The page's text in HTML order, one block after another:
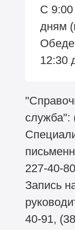
С 9:00
дням
12:30
служба":
227-40-
Запись
40-91,